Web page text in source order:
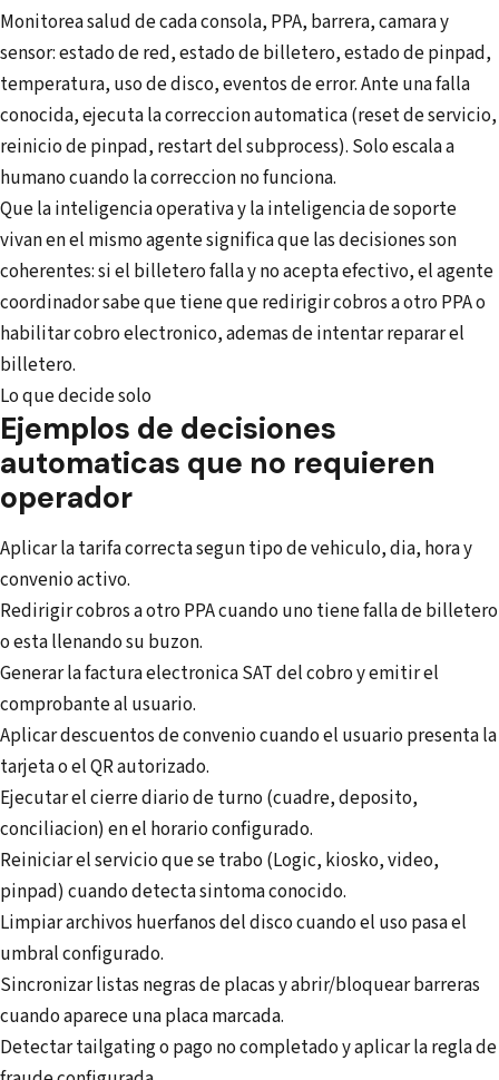
Monitorea salud de cada consola, PPA, barrera, camara y
sensor: estado de red, estado de billetero, estado de pinpad,
temperatura, uso de disco, eventos de error. Ante una falla
conocida, ejecuta la correccion automatica (reset de servicio,
reinicio de pinpad, restart del subprocess). Solo escala a
humano cuando la correccion no funciona.
Que la inteligencia operativa y la inteligencia de soporte
vivan en el mismo agente significa que las decisiones son
coherentes: si el billetero falla y no acepta efectivo, el agente
coordinador sabe que tiene que redirigir cobros a otro PPA o
habilitar cobro electronico, ademas de intentar reparar el
billetero.
Lo que decide solo
Ejemplos de decisiones
automaticas que no requieren
operador
Aplicar la tarifa correcta segun tipo de vehiculo, dia, hora y
convenio activo.
Redirigir cobros a otro PPA cuando uno tiene falla de billetero
o esta llenando su buzon.
Generar la factura electronica SAT del cobro y emitir el
comprobante al usuario.
Aplicar descuentos de convenio cuando el usuario presenta la
tarjeta o el QR autorizado.
Ejecutar el cierre diario de turno (cuadre, deposito,
conciliacion) en el horario configurado.
Reiniciar el servicio que se trabo (Logic, kiosko, video,
pinpad) cuando detecta sintoma conocido.
Limpiar archivos huerfanos del disco cuando el uso pasa el
umbral configurado.
Sincronizar listas negras de placas y abrir/bloquear barreras
cuando aparece una placa marcada.
Detectar tailgating o pago no completado y aplicar la regla de